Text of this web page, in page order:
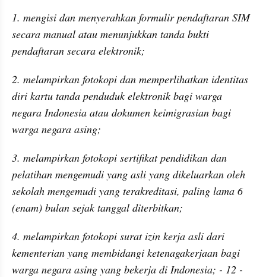
1. mengisi dan menyerahkan formulir pendaftaran SIM
secara manual atau menunjukkan tanda bukti
pendaftaran secara elektronik;
2. melampirkan fotokopi dan memperlihatkan identitas
diri kartu tanda penduduk elektronik bagi warga
negara Indonesia atau dokumen keimigrasian bagi
warga negara asing;
3. melampirkan fotokopi sertifikat pendidikan dan
pelatihan mengemudi yang asli yang dikeluarkan oleh
sekolah mengemudi yang terakreditasi, paling lama 6
(enam) bulan sejak tanggal diterbitkan;
4. melampirkan fotokopi surat izin kerja asli dari
kementerian yang membidangi ketenagakerjaan bagi
warga negara asing yang bekerja di Indonesia; - 12 -